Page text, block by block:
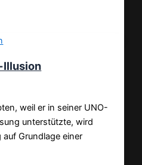
Illusion
weil er in seiner UNO-
unterstützte, wird
Grundlage einer